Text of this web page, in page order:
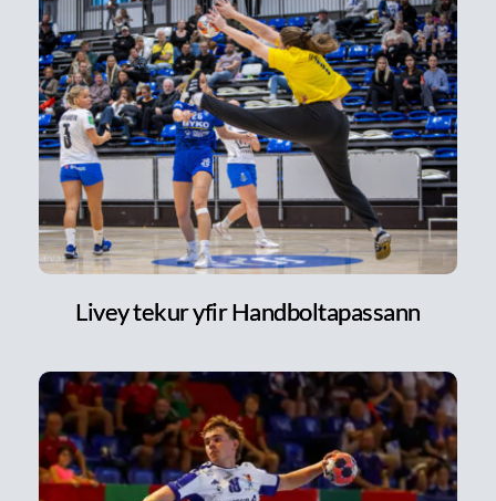
Livey tekur yfir Handboltapassann